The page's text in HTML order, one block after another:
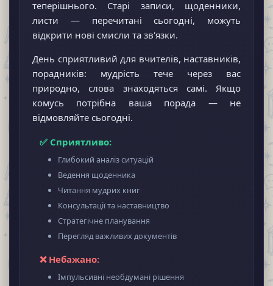
теперішнього. Старі записи, щоденники,
листи — перечитані сьогодні, можуть
відкрити нові смисли та зв'язки.
День сприятливий для вчителів, наставників,
порадників: мудрість тече через вас
природно, слова знаходяться самі. Якщо
комусь потрібна ваша порада — не
відмовляйте сьогодні.
✅ Сприятливо:
Глибокий аналіз ситуацій
Ведення щоденника
Читання мудрих книг
Консультації та наставництво
Стратегічне планування
Перегляд важливих документів
❌ Небажано:
Імпульсивні необдумані рішення